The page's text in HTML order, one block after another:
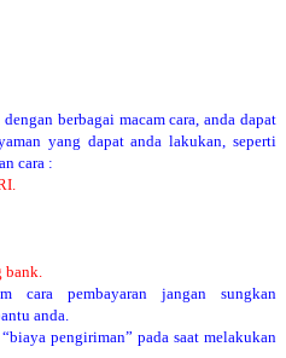
berbagai macam cara, anda dapat
yang dapat anda lakukan, seperti
cara :
bank.
cara pembayaran jangan sungkan
anda.
pengiriman” pada saat melakukan